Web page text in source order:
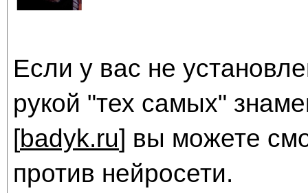
Если у вас не
рукой "тех самых"
[badyk.ru] вы можете
против нейросети.